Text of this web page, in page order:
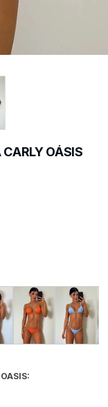
OÁSIS